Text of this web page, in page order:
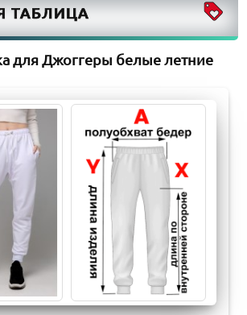
ТАБЛИЦА
для Джоггеры белые летние